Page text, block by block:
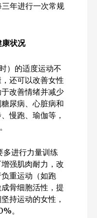
年进行一次常规
状况
）的适度运动不
还可以改善女性
改善情绪并减少
尿病、心脏病和
慢跑、瑜伽等，
多进行力量训练
增强肌肉耐力，改
重运动（如跑
骨细胞活性，提
持运动的女性，
。